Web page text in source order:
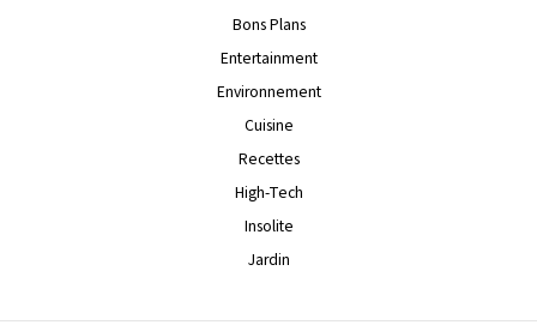
Bons Plans
Entertainment
Environnement
Cuisine
Recettes
High-Tech
Insolite
Jardin